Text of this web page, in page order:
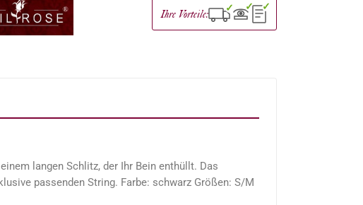
Ihre Vorteile: ✓ ✓ ✓
langen Schlitz, der Ihr Bein enthüllt. Das
passenden String. Farbe: schwarz Größen: S/M